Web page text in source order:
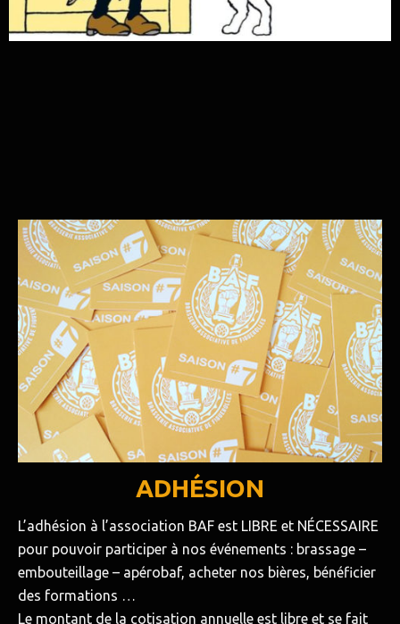
ADHÉSION
L’adhésion à l’association BAF est LIBRE et NÉCESSAIRE
pour pouvoir participer à nos événements : brassage –
embouteillage – apérobaf, acheter nos bières, bénéficier
des formations …
Le montant de la cotisation annuelle est libre et se fait